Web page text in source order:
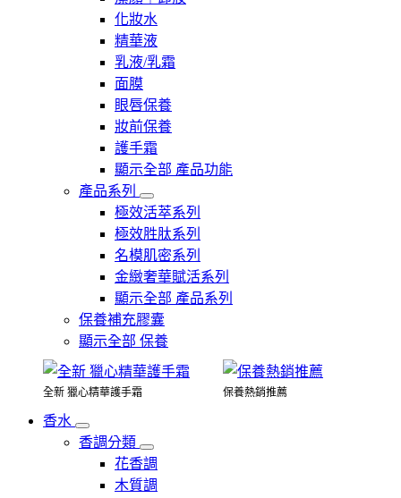
化妝水
精華液
乳液/乳霜
面膜
眼唇保養
妝前保養
護手霜
顯示全部 產品功能
產品系列
極效活萃系列
極效胜肽系列
名模肌密系列
金緻奢華賦活系列
顯示全部 產品系列
保養補充膠囊
顯示全部 保養
全新 獵心精華護手霜 保養熱銷推薦
香水
香調分類
花香調
木質調